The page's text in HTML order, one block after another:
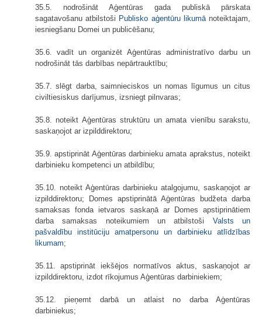
35.5. nodrošināt Aģentūras gada publiskā pārskata
sagatavošanu atbilstoši Publisko aģentūru likumānoteiktajam,
iesniegšanu Domei un publicēšanu;
35.6. vadīt un organizēt Aģentūras administratīvo darbu un
nodrošināt tās darbības nepārtrauktību;
35.7. slēgt darba, saimnieciskos un nomas līgumus un citus
civiltiesiskus darījumus, izsniegt pilnvaras;
35.8. noteikt Aģentūras struktūru un amata vienību sarakstu,
saskaņojot ar izpilddirektoru;
35.9. apstiprināt Aģentūras darbinieku amata aprakstus, noteikt
darbinieku kompetenci un atbildību;
35.10. noteikt Aģentūras darbinieku atalgojumu, saskaņojot ar
izpilddirektoru; Domes apstiprinātā Aģentūras budžeta darba
samaksas fonda ietvaros saskaņā ar Domes apstiprinātiem
darba samaksas noteikumiem un atbilstoši Valsts un
pašvaldību institūciju amatpersonu un darbinieku atlīdzības
likumam;
35.11. apstiprināt iekšējos normatīvos aktus, saskaņojot ar
izpilddirektoru, izdot rīkojumus Aģentūras darbiniekiem;
35.12. pieņemt darbā un atlaist no darba Aģentūras
darbiniekus;